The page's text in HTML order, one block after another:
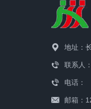
地址：
联系人
电话：
邮箱：